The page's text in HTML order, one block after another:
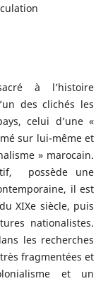
à l’histoire
des clichés les
celui d’une «
sur lui-même et
» marocain.
possède une
il est
XIXe siècle, puis
nationalistes.
les recherches
fragmentées et
et un